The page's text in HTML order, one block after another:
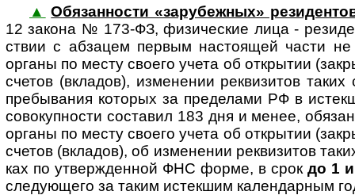
▲ Обязанности «зарубежных»
12 закона № 173-ФЗ, физи­чес­кие лица -
ст­вии с абза­цем пер­вым нас­то­ящей части
органы по месту сво­его учета об откры­тии
сче­тов (вкла­дов), изме­не­нии рек­ви­зи­тов таких
пре­бы­ва­ния кото­рых за пре­де­лами РФ в
сово­куп­но­сти соста­вил 183 дня и менее,
органы по месту сво­его учета об откры­тии
сче­тов (вкла­дов), об изме­не­нии рек­ви­зи­тов
ках по утвер­ж­ден­ной ФНС форме, в срок до 1
сле­дую­щего за таким истек­шим кален­дар­ным